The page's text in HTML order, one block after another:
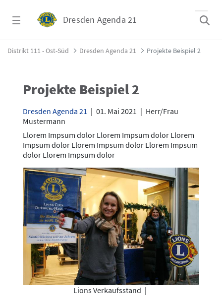
Dresden Agenda 21
Projekte Beispiel 2 - Dresden Agenda 21
Distrikt 111 - Ost-Süd Dresden Agenda 21 Projekte Beispiel 2
Projekte Beispiel 2
Dresden Agenda 21 | 01. Mai 2021 | Herr/Frau
Mustermann
Llorem Impsum dolor Llorem Impsum dolor Llorem
Impsum dolor Llorem Impsum dolor Llorem Impsum
dolor Llorem Impsum dolor
Lions Verkaufsstand |